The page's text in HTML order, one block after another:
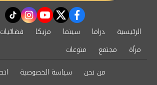
facebook
twitter
youtube
الرئيسية دراما سينما مزيكا فضائيات
مرأة
مجتمع
منوعات
من نحن
سياسة الخصوصية